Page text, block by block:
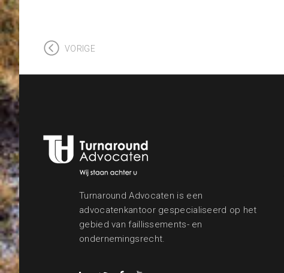
VORIGE
Turnaround Advocaten is een
advocatenkantoor gespecialiseerd op het
gebied van faillissements- en
ondernemingsrecht.